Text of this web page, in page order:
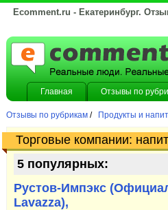
Ecomment.ru - Екатеринбург.
Главная Отзывы по
Отзывы по рубрикам / Продукты и
Торговые компании:
5 популярных:
Рустов-Импэкс
Lavazza),